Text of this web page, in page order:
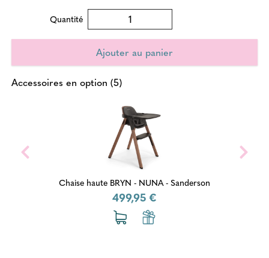
Quantité
Accessoires en option (5)
Chaise haute BRYN - NUNA - Sanderson
499,95 €